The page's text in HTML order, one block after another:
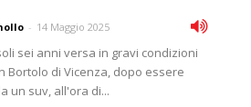
- 14 Maggio 2025
sei anni versa in gravi condizioni
Bortolo di Vicenza, dopo essere
un suv, all'ora di...